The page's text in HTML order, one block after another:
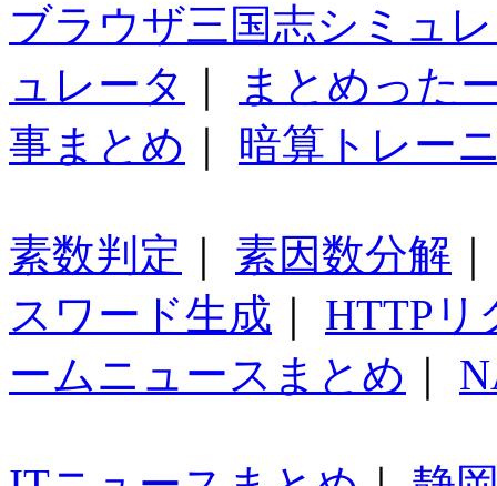
ブラウザ三国志シミュ
ュレータ
まとめった
事まとめ
暗算トレー
素数判定 素因数分解
スワード生成
HTTPリ
ームニュースまとめ